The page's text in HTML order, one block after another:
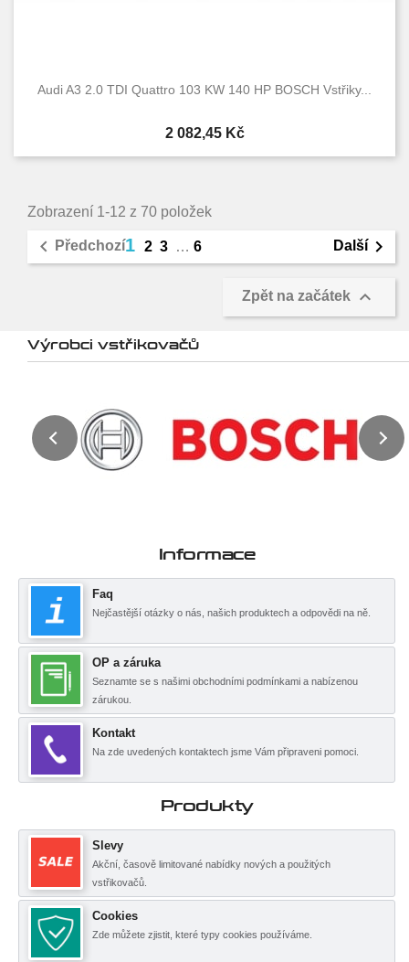
Audi A3 2.0 TDI Quattro 103 KW 140 HP BOSCH Vstřiky...
Cena
2 082,45 Kč
Zobrazení 1-12 z 70 položek
 Předchozí1 2 3 … 6 Další
Zpět na začátek 
Výrobci vstřikovačů
Informace
Faq
Nejčastější otázky o nás, našich produktech a odpovědi na ně.
OP a záruka
Seznamte se s našimi obchodními podmínkami a nabízenou
zárukou.
Kontakt
Na zde uvedených kontaktech jsme Vám připraveni pomoci.
Produkty
Slevy
Akční, časově limitované nabídky nových a použitých
vstřikovačů.
Cookies
Zde můžete zjistit, které typy cookies používáme.